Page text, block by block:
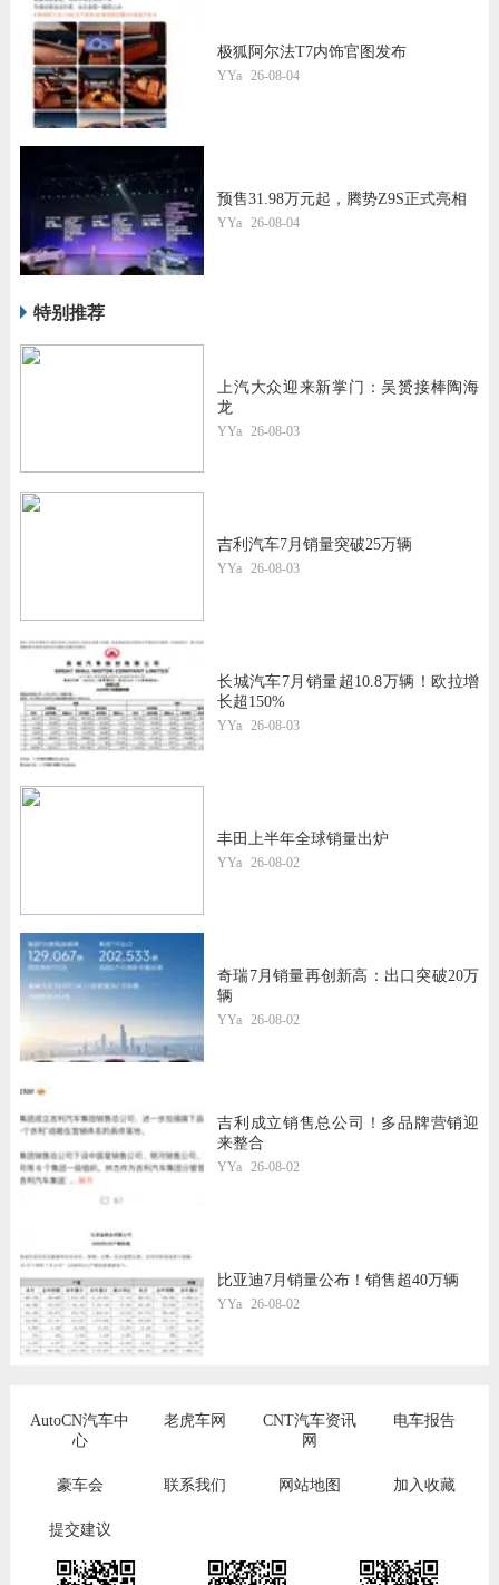
极狐阿尔法T7内饰官图发布
YYa 26-08-04
预售31.98万元起，腾势Z9S正式亮相
YYa 26-08-04
特别推荐
上汽大众迎来新掌门：吴赟接棒陶海
龙
YYa 26-08-03
吉利汽车7月销量突破25万辆
YYa 26-08-03
长城汽车7月销量超10.8万辆！欧拉增
长超150%
YYa 26-08-03
丰田上半年全球销量出炉
YYa 26-08-02
奇瑞7月销量再创新高：出口突破20万
辆
YYa 26-08-02
吉利成立销售总公司！多品牌营销迎
来整合
YYa 26-08-02
比亚迪7月销量公布！销售超40万辆
YYa 26-08-02
AutoCN汽车中
心
老虎车网
CNT汽车资讯
网
电车报告
豪车会 联系我们 网站地图 加入收藏
提交建议